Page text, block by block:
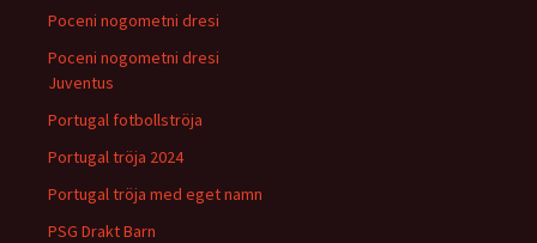
Poceni nogometni dresi
Poceni nogometni dresi
Juventus
Portugal fotbollströja
Portugal tröja 2024
Portugal tröja med eget namn
PSG Drakt Barn